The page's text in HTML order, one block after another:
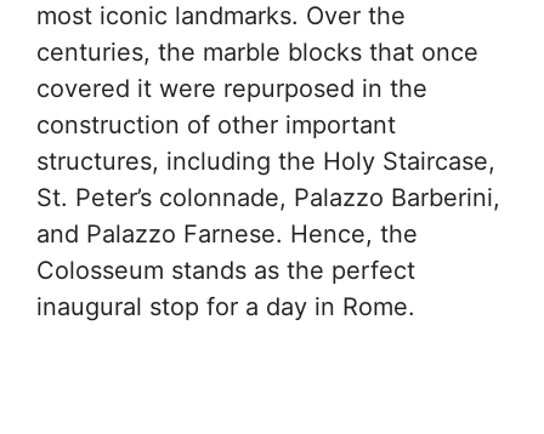
most iconic landmarks. Over the
centuries, the marble blocks that once
covered it were repurposed in the
construction of other important
structures, including the Holy Staircase,
St. Peter’s colonnade, Palazzo Barberini,
and Palazzo Farnese. Hence, the
Colosseum stands as the perfect
inaugural stop for a day in Rome.